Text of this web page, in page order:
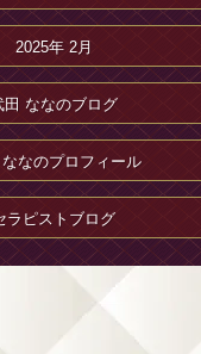
2025年 2月
田 ななのブログ
なのプロフィール
ラピストブログ